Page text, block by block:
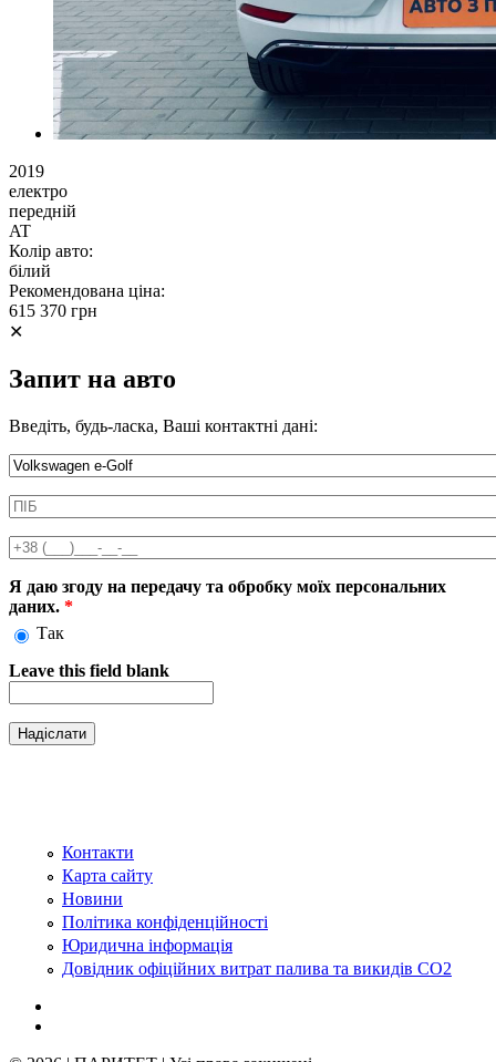
2019
електро
передній
AT
Колір авто:
білий
Рекомендована ціна:
615 370 грн
✕
Запит на авто
Введіть, будь-ласка, Ваші контактні дані:
Информація про автомобіль
ПІБ
Телефон
Я даю згоду на передачу та обробку моїх персональних
даних. *
Так
Leave this field blank
Контакти
Карта сайту
Новини
Політика конфіденційності
Юридична інформація
Довідник офіційних витрат палива та викидів СО2